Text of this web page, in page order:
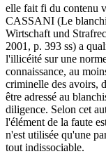
elle fait fi du contenu
CASSANI (Le
Wirtschaft und
2001, p. 393 ss) a
l'illicéité sur une
connaissance, au
criminelle des avoirs,
être adressé au
diligence. Selon cet
l'élément de la faute
n'est utilisée qu'une
tout indissociable.